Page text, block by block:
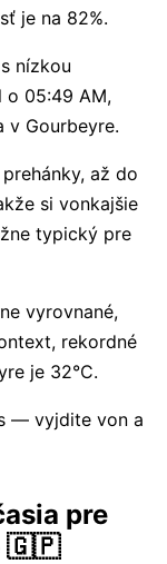
je na 82%.
nízkou
o 05:49 AM,
v Gourbeyre.
až do
si vonkajšie
typický pre
vyrovnané,
rekordné
je 32°C.
— vyjdite von a
pre
🇬🇵